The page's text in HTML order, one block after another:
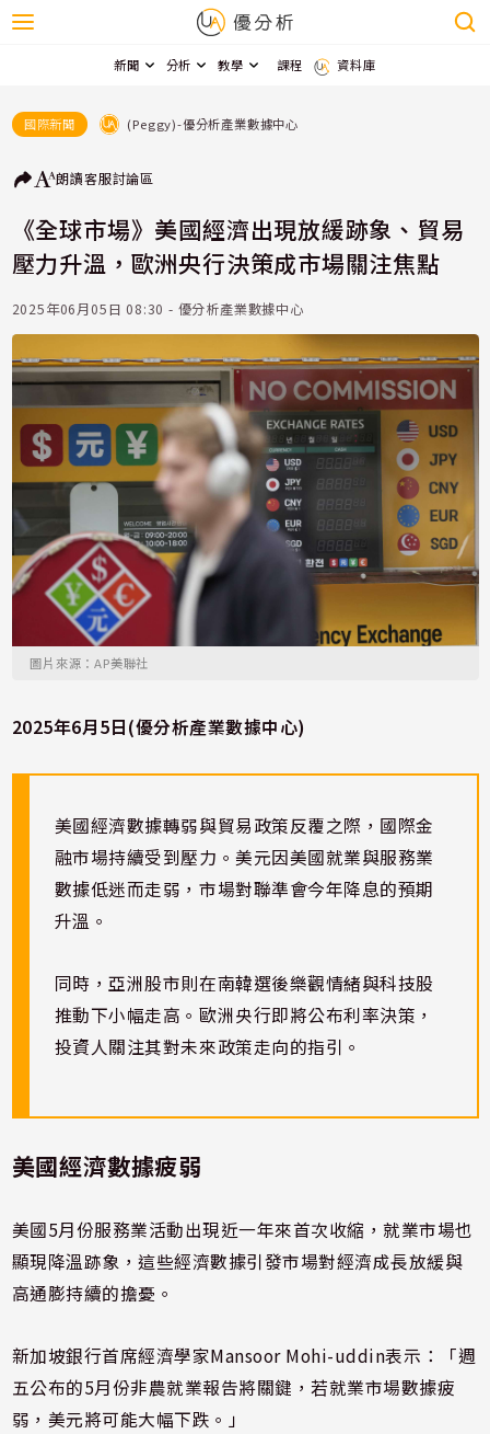
新聞 分析 教學 課程 資料庫
國際新聞 (Peggy)-優分析產業數據中心
朗讀客服討論區
《全球市場》美國經濟出現放緩跡象、貿易
壓力升溫，歐洲央行決策成市場關注焦點
2025年06月05日 08:30 - 優分析產業數據中心
圖片來源：AP美聯社
2025年6月5日(優分析產業數據中心)
美國經濟數據轉弱與貿易政策反覆之際，國際金
融市場持續受到壓力。美元因美國就業與服務業
數據低迷而走弱，市場對聯準會今年降息的預期
升溫。
同時，亞洲股市則在南韓選後樂觀情緒與科技股
推動下小幅走高。歐洲央行即將公布利率決策，
投資人關注其對未來政策走向的指引。
美國經濟數據疲弱
美國5月份服務業活動出現近一年來首次收縮，就業市場也
顯現降溫跡象，這些經濟數據引發市場對經濟成長放緩與
高通膨持續的擔憂。
新加坡銀行首席經濟學家Mansoor Mohi-uddin表示：「週
五公布的5月份非農就業報告將關鍵，若就業市場數據疲
弱，美元將可能大幅下跌。」